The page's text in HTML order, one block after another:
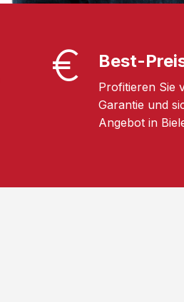
Best-
Profitieren Sie
Garantie und
Angebot in